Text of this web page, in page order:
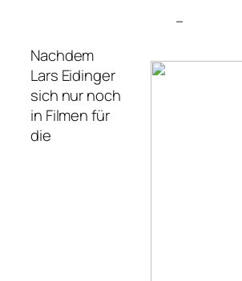
–
Nachdem
Lars Eidinger
sich nur noch
in Filmen für
die